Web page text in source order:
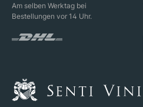
Am selben Werktag bei
Bestellungen vor 14 Uhr.